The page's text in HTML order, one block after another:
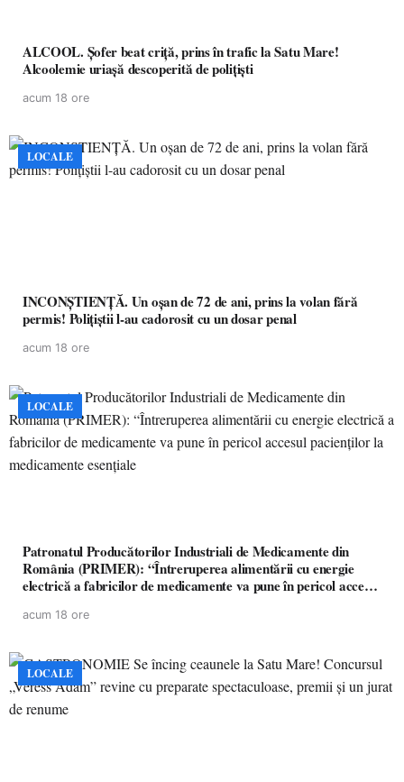
ALCOOL. Șofer beat criță, prins în trafic la Satu Mare!
Alcoolemie uriașă descoperită de polițiști
acum 18 ore
LOCALE
INCONȘTIENȚĂ. Un oșan de 72 de ani, prins la volan fără
permis! Polițiștii l-au cadorosit cu un dosar penal
acum 18 ore
LOCALE
Patronatul Producătorilor Industriali de Medicamente din
România (PRIMER): “Întreruperea alimentării cu energie
electrică a fabricilor de medicamente va pune în pericol accesul
acum 18 ore
LOCALE